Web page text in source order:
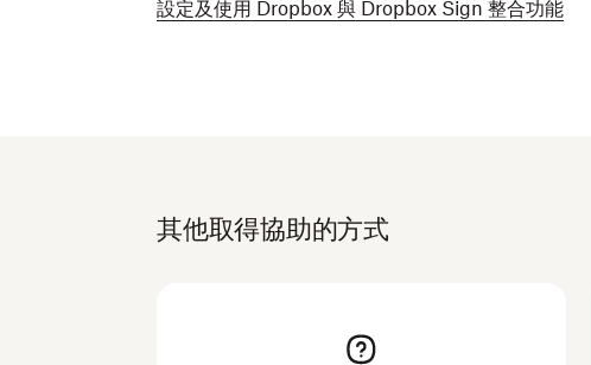
設定及使用 Dropbox 與 Dropbox Sign 整合功能
其他取得協助的方式